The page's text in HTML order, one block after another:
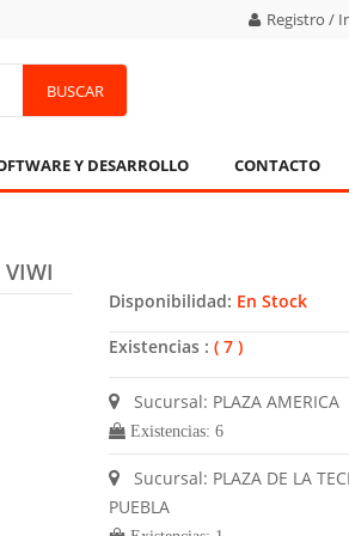
Registro /
BUSCAR
Y DESARROLLO CONTACTO
VIWI
Disponibilidad: En Stock
Existencias : ( 7 )
Sucursal: PLAZA AMERICA
Existencias: 6
Sucursal: PLAZA DE LA
PUEBLA